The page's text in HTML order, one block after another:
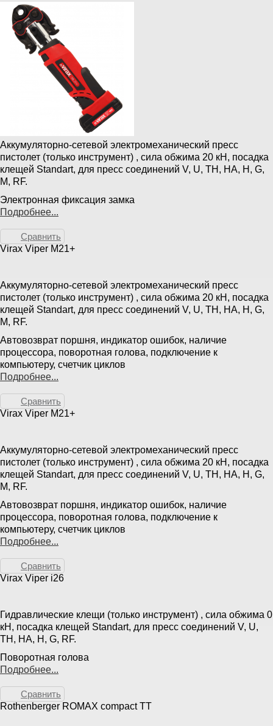
Аккумуляторно-сетевой электромеханический пресс
пистолет (только инструмент) , сила обжима 20 кН, посадка
клещей Standart, для пресс соединений V, U, TH, HA, H, G,
M, RF.
Электронная фиксация замка
Подробнее...
Сравнить
Virax Viper M21+
Аккумуляторно-сетевой электромеханический пресс
пистолет (только инструмент) , сила обжима 20 кН, посадка
клещей Standart, для пресс соединений V, U, TH, HA, H, G,
M, RF.
Автовозврат поршня, индикатор ошибок, наличие
процессора, поворотная голова, подключение к
компьютеру, счетчик циклов
Подробнее...
Сравнить
Virax Viper M21+
Аккумуляторно-сетевой электромеханический пресс
пистолет (только инструмент) , сила обжима 20 кН, посадка
клещей Standart, для пресс соединений V, U, TH, HA, H, G,
M, RF.
Автовозврат поршня, индикатор ошибок, наличие
процессора, поворотная голова, подключение к
компьютеру, счетчик циклов
Подробнее...
Сравнить
Virax Viper i26
Гидравлические клещи (только инструмент) , сила обжима 0
кН, посадка клещей Standart, для пресс соединений V, U,
TH, HA, H, G, RF.
Поворотная голова
Подробнее...
Сравнить
Rothenberger ROMAX compact TT